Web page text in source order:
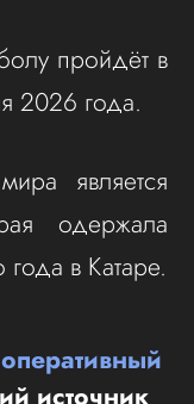
пройдёт в
2026 года.
является
одержала
в Катаре.